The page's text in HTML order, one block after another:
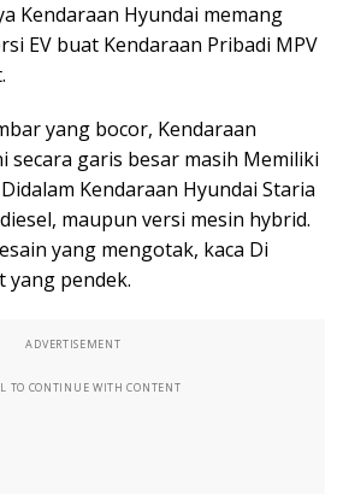
Kendaraan Hyundai memang
EV buat Kendaraan Pribadi MPV
yang bocor, Kendaraan
secara garis besar masih Memiliki
Kendaraan Hyundai Staria
maupun versi mesin hybrid.
yang mengotak, kaca Di
yang pendek.
ADVERTISEMENT
TO CONTINUE WITH CONTENT